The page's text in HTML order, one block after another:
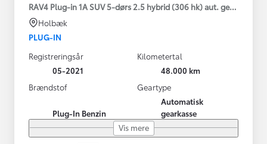
RAV4 Plug-in 1A SUV 5-dørs 2.5 hybrid (306 hk) aut. gear AWD-i
Holbæk
PLUG-IN
Registreringsår
05-2021
Kilometertal
48.000 km
Brændstof
Plug-In Benzin
Geartype
Automatisk
gearkasse
Vis mere